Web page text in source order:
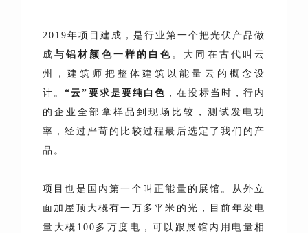
2019年项目建成，是行业第一个把光伏产品做
成与铝材颜色一样的白色 。大同在古代叫云
州，建筑师把整体建筑以能量云的概念设
计。“云”要求是要纯白色 ，在投标当时，行内
的企业全部拿样品到现场比较，测试发电功
率，经过严苛的比较过程最后选定了我们的产
品。
项目也是国内第一个叫正能量的展馆。从外立
面加屋顶大概有一万多平米的光，目前年发电
量大概100多万度电，可以跟展馆内用电量相